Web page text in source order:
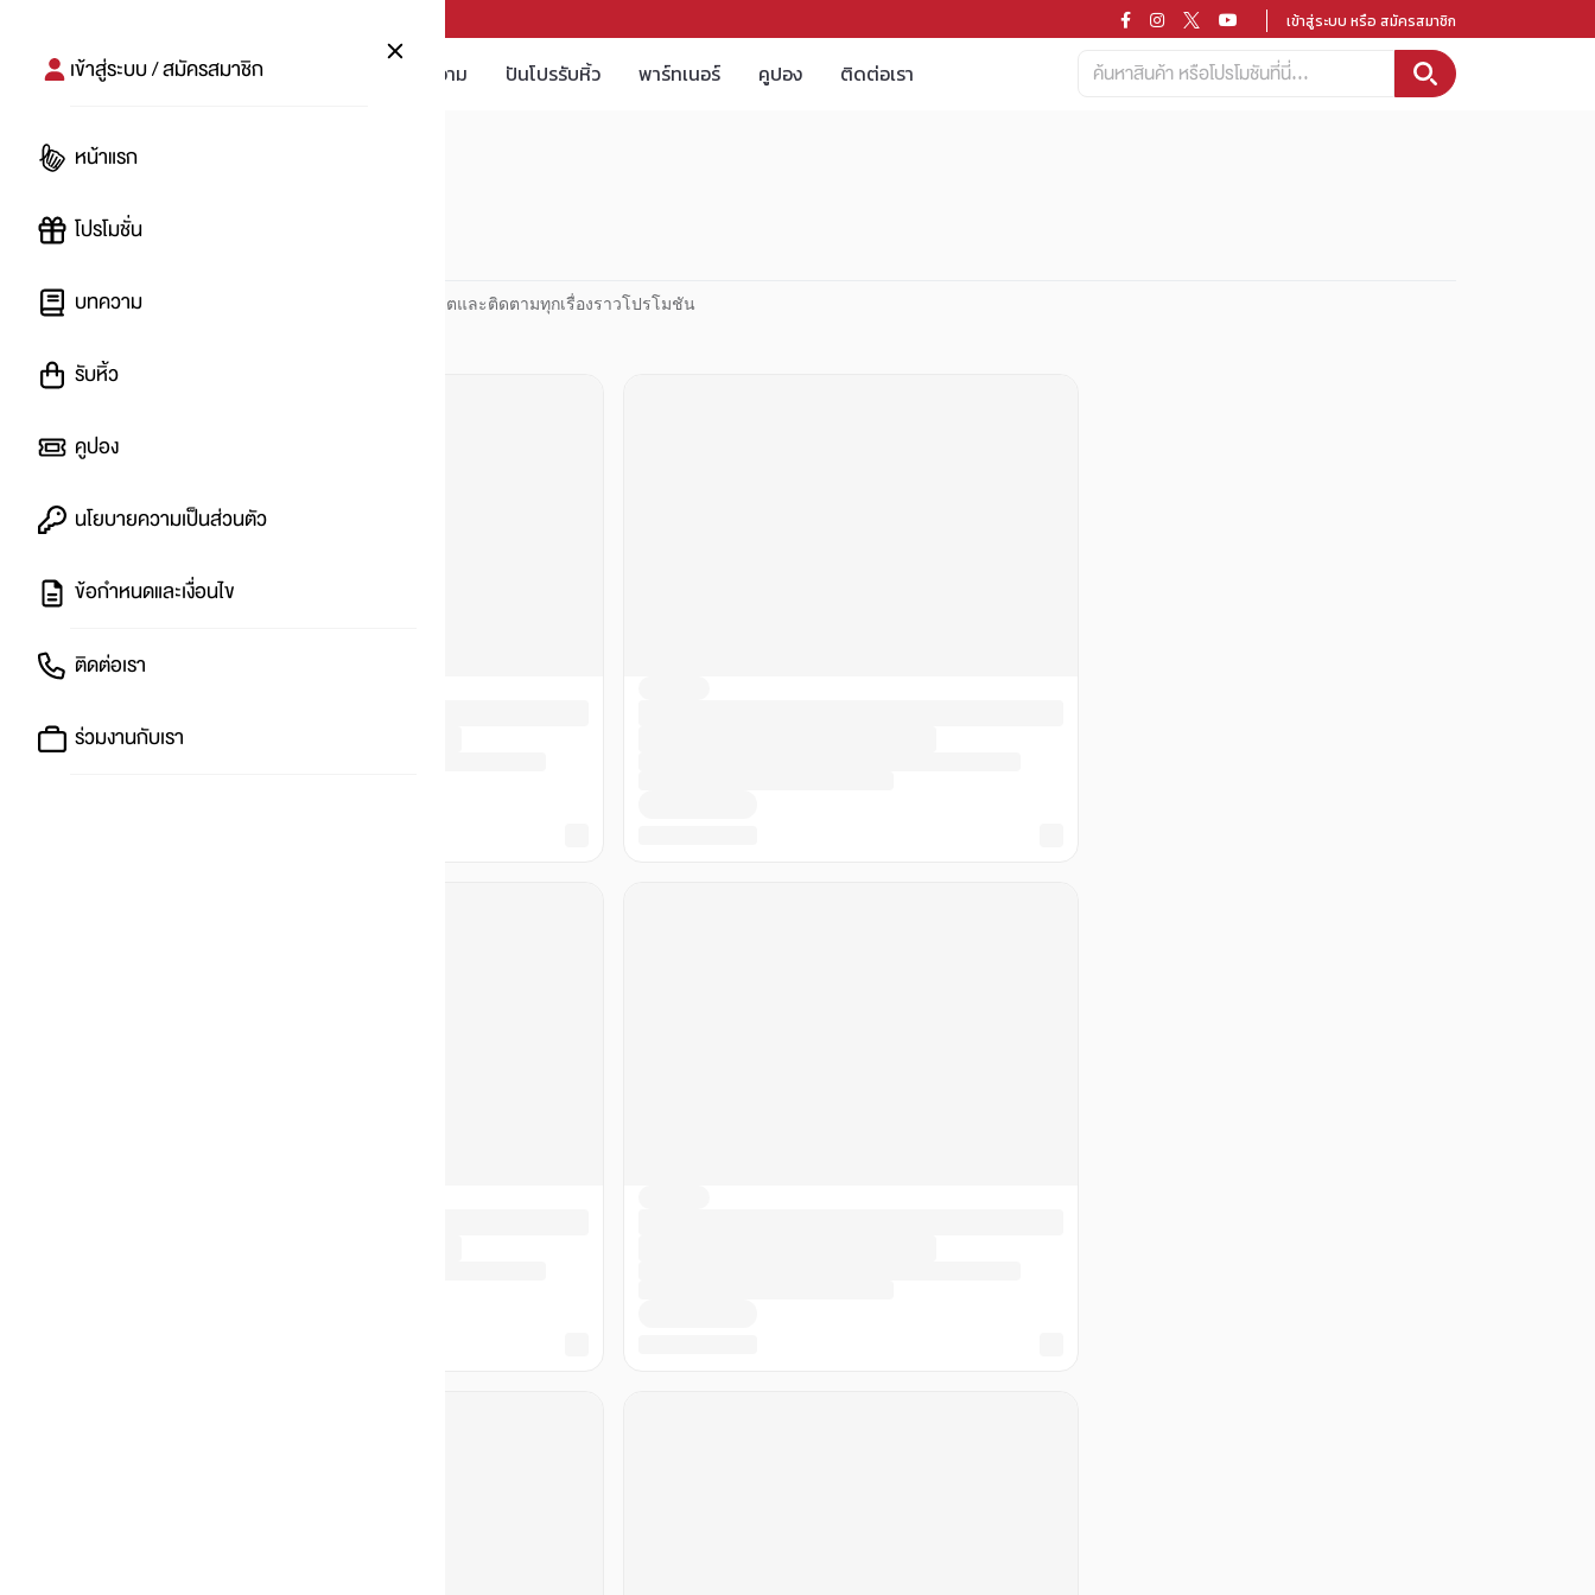
เข้าสู่ระบบ หรือ สมัครสมาชิก
บทความ ปันโปรรับหิ้ว พาร์ทเนอร์ คูปอง ติดต่อเรา
เข้าสู่ระบบ / สมัครสมาชิก
หน้าแรก
โปรโมชั่น
บทความ
รับหิ้ว
คูปอง
นโยบายความเป็นส่วนตัว
ข้อกำหนดและเงื่อนไข
ติดต่อเรา
ร่วมงานกับเรา
#
ปันโปร PUNPRO ที่ 1 ด้านโปรโมชัน อัปเดตและติดตามทุกเรื่องราวโปรโมชัน